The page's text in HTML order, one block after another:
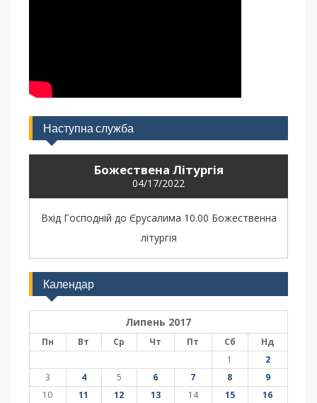
Наступна служба
Божествена Літургія
04/17/2022
Вхід Господній до Єрусалима 10.00 Божественна
літургія
Календар
Липень 2017
Пн Вт Ср Чт Пт Сб
Нд
1
2
3
4 5 6 7 8
9
10
11 12 13 14 15
16